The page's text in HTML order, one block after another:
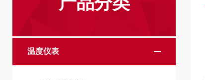
温度仪表